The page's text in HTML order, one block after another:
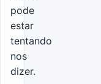
pode
estar
tentando
nos
dizer.